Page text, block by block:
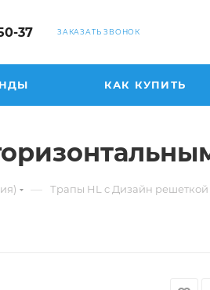
37 ЗАКАЗАТЬ ЗВОНОК
КАК КУПИТЬ
— Трапы HL c Дизайн решеткой